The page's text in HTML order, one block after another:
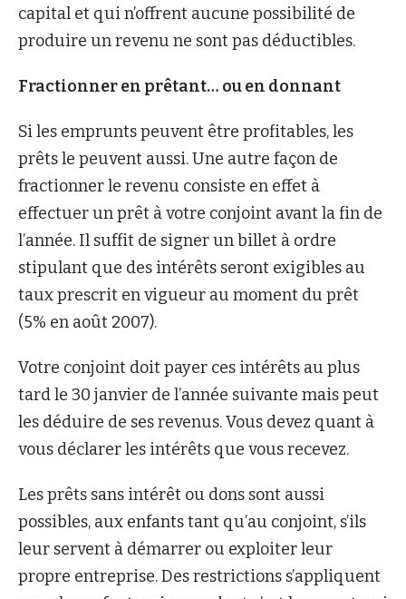
capital et qui n’offrent aucune possibilité de
produire un revenu ne sont pas déductibles.
Fractionner en prêtant… ou en donnant
Si les emprunts peuvent être profitables, les
prêts le peuvent aussi. Une autre façon de
fractionner le revenu consiste en effet à
effectuer un prêt à votre conjoint avant la fin de
l’année. Il suffit de signer un billet à ordre
stipulant que des intérêts seront exigibles au
taux prescrit en vigueur au moment du prêt
(5% en août 2007).
Votre conjoint doit payer ces intérêts au plus
tard le 30 janvier de l’année suivante mais peut
les déduire de ses revenus. Vous devez quant à
vous déclarer les intérêts que vous recevez.
Les prêts sans intérêt ou dons sont aussi
possibles, aux enfants tant qu’au conjoint, s’ils
leur servent à démarrer ou exploiter leur
propre entreprise. Des restrictions s’appliquent